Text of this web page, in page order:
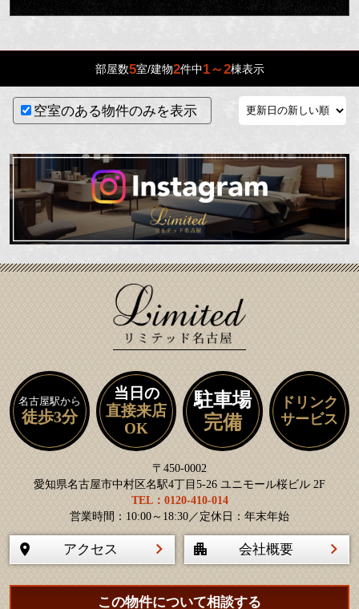
部屋数5室/建物2件中1～2棟表示
空室のある物件のみを表示
名古屋駅から
徒歩3分
当日の
直接来店
OK
駐車場
完備
ドリンク
サービス
〒450-0002
愛知県名古屋市中村区名駅4丁目5-26 ユニモール桜ビル 2F
TEL：0120-410-014
営業時間：10:00～18:30／定休日：年末年始
アクセス 会社概要
この物件について相談する